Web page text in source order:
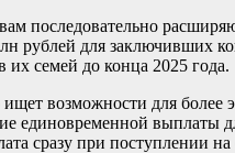
последовательно
для заключивших
семей до конца 2025 года.
возможности для
единовременной выплаты
сразу при поступлении